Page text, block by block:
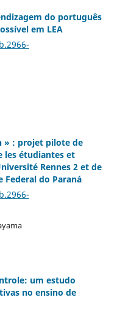
do português
em LEA
» : projet pilote de
les étudiantes et
Rennes 2 et de
Federal do Paraná
um estudo
no ensino de